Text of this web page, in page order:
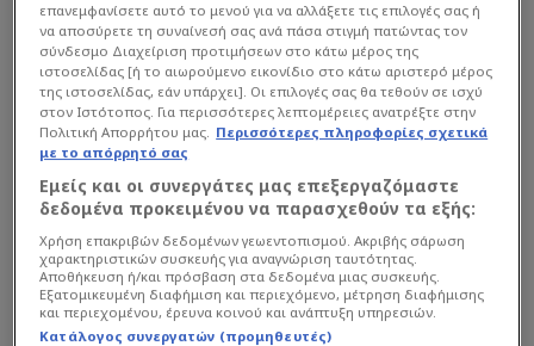
Ο κανονισμός ορίζει ότι τα ματς που
αναβάλλονται, γίνονται 24 ώρες αργότερα,
ωστόσο η Super League αποφάσισε το παιχνίδι
επανεμφανίσετε αυτό το μενού για να αλλάξετε τις επιλογές σας ή
να αποσύρετε τη συναίνεσή σας ανά πάσα στιγμή πατώντας τον
σύνδεσμο Διαχείριση προτιμήσεων στο κάτω μέρος της
ιστοσελίδας [ή το αιωρούμενο εικονίδιο στο κάτω αριστερό μέρος
της ιστοσελίδας, εάν υπάρχει]. Οι επιλογές σας θα τεθούν σε ισχύ
στον Ιστότοπος. Για περισσότερες λεπτομέρειες ανατρέξτε στην
Πολιτική Απορρήτου μας. Περισσότερες πληροφορίες σχετικά
με το απόρρητό σας
Εμείς και οι συνεργάτες μας επεξεργαζόμαστε
δεδομένα προκειμένου να παρασχεθούν τα εξής:
Χρήση επακριβών δεδομένων γεωεντοπισμού. Ακριβής σάρωση
χαρακτηριστικών συσκευής για αναγνώριση ταυτότητας.
Αποθήκευση ή/και πρόσβαση στα δεδομένα μιας συσκευής.
Εξατομικευμένη διαφήμιση και περιεχόμενο, μέτρηση διαφήμισης
και περιεχομένου, έρευνα κοινού και ανάπτυξη υπηρεσιών.
Κατάλογος συνεργατών (προμηθευτές)